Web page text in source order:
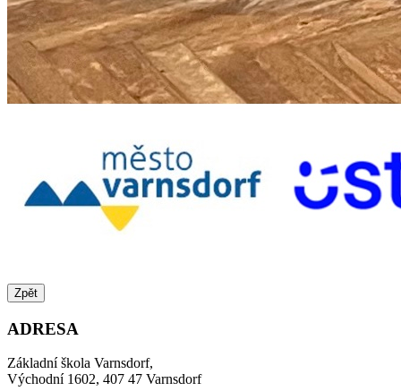
Zpět
ADRESA
Základní škola Varnsdorf,
Východní 1602, 407 47 Varnsdorf